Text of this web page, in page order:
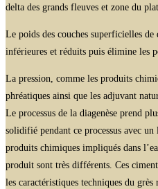
delta des grands fleuves et zone du
Le poids des couches superficielles de
inférieures et réduits puis élimine les
La pression, comme les produits
phréatiques ainsi que les adjuvant
Le processus de la diagenèse prend
solidifié pendant ce processus avec
produits chimiques impliqués dans
produit sont très différents. Ces
les caractéristiques techniques du